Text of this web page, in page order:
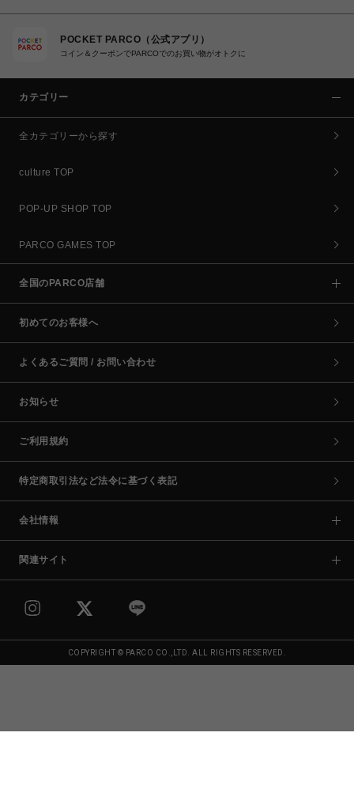
POCKET PARCO（公式アプリ）
コイン＆クーポンでPARCOでのお買い物がオトクに
カテゴリー
全カテゴリーから探す
culture TOP
POP-UP SHOP TOP
PARCO GAMES TOP
全国のPARCO店舗
初めてのお客様へ
よくあるご質問 / お問い合わせ
お知らせ
ご利用規約
特定商取引法など法令に基づく表記
会社情報
関連サイト
COPYRIGHT © PARCO CO.,LTD. ALL RIGHTS RESERVED.